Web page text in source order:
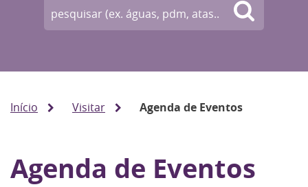
Início Visitar Agenda de Eventos
Agenda de Eventos